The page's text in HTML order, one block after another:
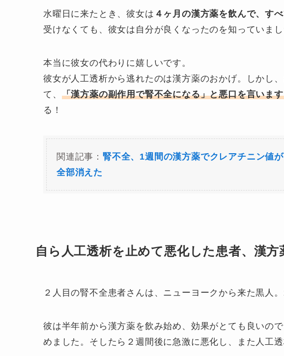
水曜日に来たとき、彼女は ４ヶ月の漢方薬を飲んで、す
受けなくても、彼女は自分が良くなったのを知っていま
本当に彼女の代わりに嬉しいです。
彼女が人工透析から逃れたのは漢方薬のおかげ。しかし
て、 「漢方薬の副作用で腎不全になる」と悪口を言いま
る！
関連記事： 腎不全、1週間の漢方薬でクレアチニン値
全部消えた
自ら人工透析を止めて悪化した患者、漢方
２人目の腎不全患者さんは、ニューヨークから来た黒人
彼は半年前から漢方薬を飲み始め、効果がとても良いの
めました。そしたら２週間後に急激に悪化し、また人工